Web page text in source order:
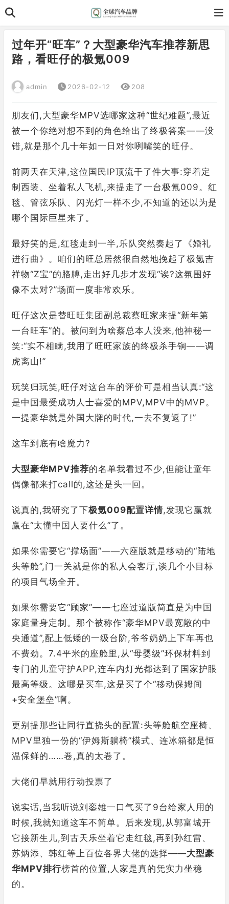
过年开“旺车”？大型豪华汽车推荐新思
路，看旺仔的极氪009
admin 2026-02-12 208
朋友们,大型豪华MPV选哪家这种“世纪难题”,最近
被一个你绝对想不到的角色给出了终极答案——没
错,就是那个几十年如一日对你咧嘴笑的旺仔。
前两天在天津,这位国民IP顶流干了件大事:穿着定
制西装、坐着私人飞机,来提走了一台极氪009。红
毯、管弦乐队、闪光灯一样不少,不知道的还以为是
哪个国际巨星来了。
最好笑的是,红毯走到一半,乐队突然奏起了《婚礼
进行曲》。咱们的旺总居然很自然地挽起了极氪吉
祥物“Z宝”的胳膊,走出好几步才发现“诶?这氛围好
像不太对?”场面一度非常欢乐。
旺仔这次是替旺旺集团副总裁蔡旺家来提“新年第
一台旺车”的。被问到为啥蔡总本人没来,他神秘一
笑:“实不相瞒,我用了旺旺家族的终极杀手锏——调
虎离山!”
玩笑归玩笑,旺仔对这台车的评价可是相当认真:“这
是中国最受成功人士喜爱的MPV,MPV中的MVP。
一提豪华就是外国大牌的时代,一去不复返了!”
这车到底有啥魔力?
大型豪华MPV推荐的名单我看过不少,但能让童年
偶像都来打call的,这还是头一回。
说真的,我研究了下极氪009配置详情,发现它赢就
赢在“太懂中国人要什么”了。
如果你需要它“撑场面”——六座版就是移动的“陆地
头等舱”,门一关就是你的私人会客厅,谈几个小目标
的项目气场全开。
如果你需要它“顾家”——七座过道版简直是为中国
家庭量身定制。那个被称作“豪华MPV最宽敞的中
央通道”,配上低矮的一级台阶,爷爷奶奶上下车再也
不费劲。7.4平米的座舱里,从“母婴级”环保材料到
专门的儿童守护APP,连车内灯光都达到了国家护眼
最高等级。这哪是买车,这是买了个“移动保姆间
+安全堡垒”啊。
更别提那些让同行直挠头的配置:头等舱航空座椅、
MPV里独一份的“伊姆斯躺椅”模式、连冰箱都是恒
温保鲜的……卷,真的太卷了。
大佬们早就用行动投票了
说实话,当我听说刘銮雄一口气买了9台给家人用的
时候,我就知道这车不简单。后来发现,从郭富城开
它接新生儿,到古天乐坐着它走红毯,再到孙红雷、
苏炳添、韩红等上百位各界大佬的选择——大型豪
华MPV排行榜首的位置,人家是真的凭实力坐稳
的。